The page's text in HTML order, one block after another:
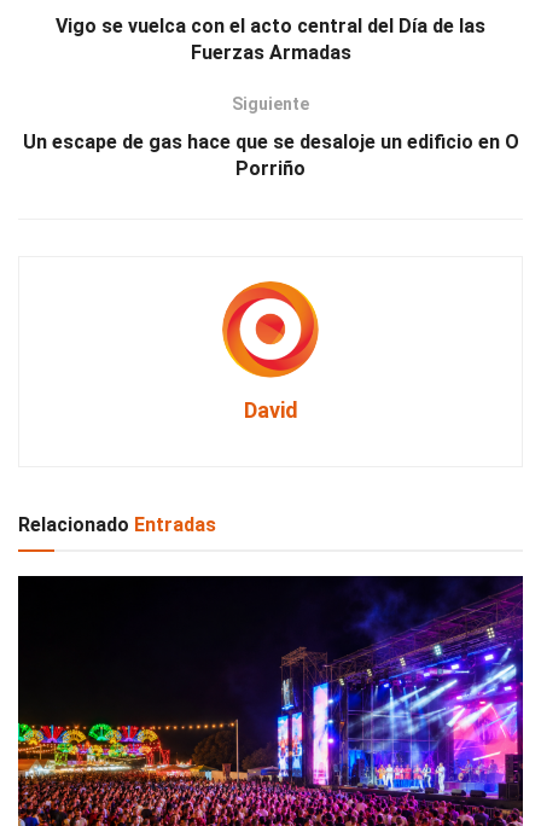
Vigo se vuelca con el acto central del Día de las
Fuerzas Armadas
Siguiente
Un escape de gas hace que se desaloje un edificio en O
Porriño
David
Relacionado Entradas